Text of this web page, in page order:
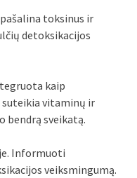
toksinus ir
detoksikacijos
kaip
suteikia vitaminų ir
bendrą sveikatą.
Informuoti
veiksmingumą.